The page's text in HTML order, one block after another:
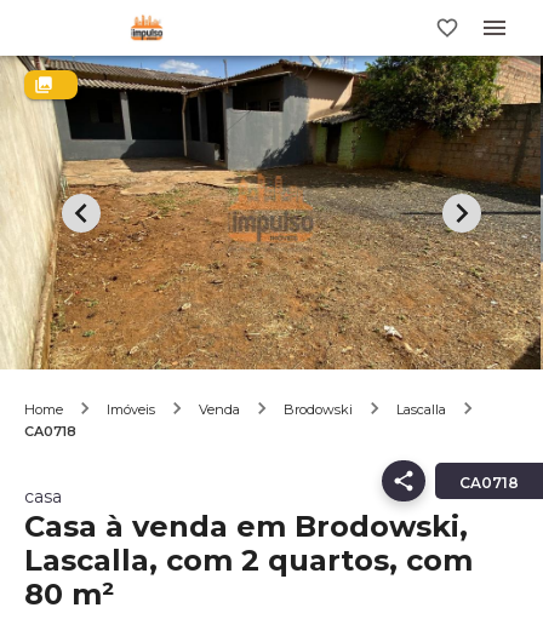
Home Imóveis Venda Brodowski
Lascalla
CA0718
CA0718
casa
Casa à venda em Brodowski,
Lascalla, com 2 quartos, com
80 m²